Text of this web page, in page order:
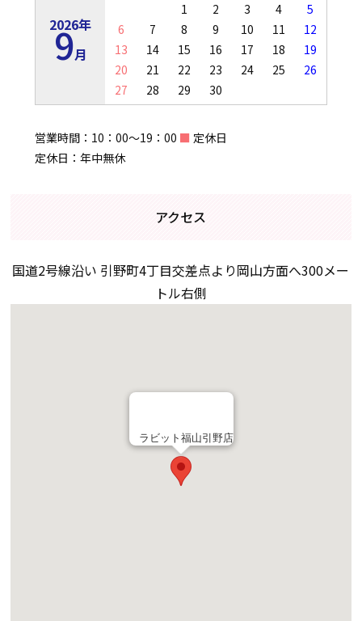
2026年
9月
1
2 3 4
5
6
7 8 9 10 11
12
13
14 15 16 17 18
19
20
21 22 23 24 25
26
27
28 29 30
営業時間：10：00～19：00 ■ 定休日
定休日：年中無休
アクセス
国道2号線沿い 引野町4丁目交差点より岡山方面へ300メー
トル右側
ラビット福山引野店